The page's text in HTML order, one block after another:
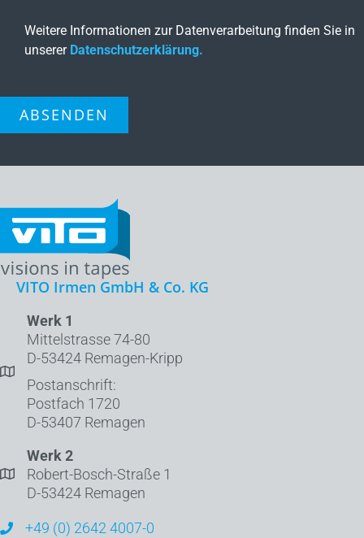
Weitere Informationen zur Datenverarbeitung finden Sie in
unserer Datenschutzerklärung.
ABSENDEN
VITO Irmen GmbH & Co. KG
Werk 1
Mittelstrasse 74-80
D-53424 Remagen-Kripp
Postanschrift:
Postfach 1720
D-53407 Remagen
Werk 2
Robert-Bosch-Straße 1
D-53424 Remagen
+49 (0) 2642 4007-0